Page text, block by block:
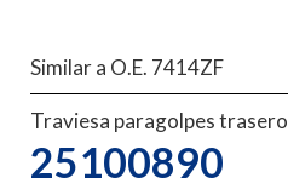
Similar a O.E. 7414ZF
Traviesa paragolpes trasero
25100890